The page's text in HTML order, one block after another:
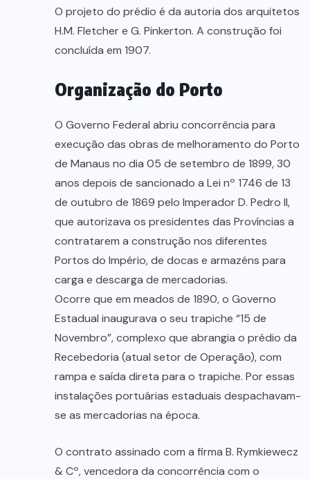
O projeto do prédio é da autoria dos arquitetos
H.M. Fletcher e G. Pinkerton. A construção foi
concluída em 1907.
Organização do Porto
O Governo Federal abriu concorrência para
execução das obras de melhoramento do Porto
de Manaus no dia 05 de setembro de 1899, 30
anos depois de sancionado a Lei nº 1746 de 13
de outubro de 1869 pelo Imperador D. Pedro II,
que autorizava os presidentes das Províncias a
contratarem a construção nos diferentes
Portos do Império, de docas e armazéns para
carga e descarga de mercadorias.
Ocorre que em meados de 1890, o Governo
Estadual inaugurava o seu trapiche “15 de
Novembro”, complexo que abrangia o prédio da
Recebedoria (atual setor de Operação), com
rampa e saída direta para o trapiche. Por essas
instalações portuárias estaduais despachavam-
se as mercadorias na época.
O contrato assinado com a firma B. Rymkiewecz
& Cº, vencedora da concorrência com o